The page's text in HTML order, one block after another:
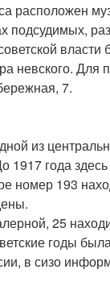
расположен
подсудимых,
невского.
7.
из
1917 года
номер 193
25
годы
в сизо